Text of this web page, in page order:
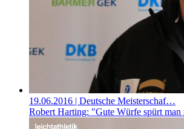
19.06.2016 | Deutsche Meisterschaf…
Robert Harting: "Gute Würfe spürt man